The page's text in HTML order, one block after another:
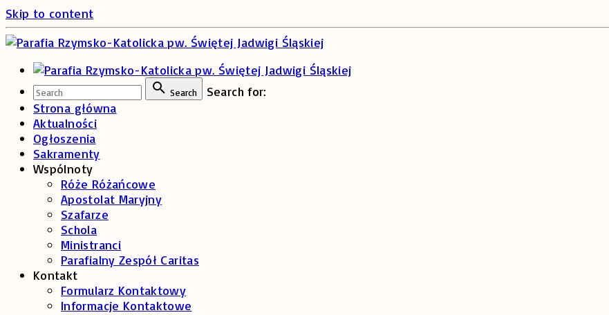
Skip to content
Search
Search for:
Strona główna
Aktualności
Ogłoszenia
Sakramenty
Wspólnoty
Róże Różańcowe
Apostolat Maryjny
Szafarze
Schola
Ministranci
Parafialny Zespół Caritas
Kontakt
Formularz Kontaktowy
Informacje Kontaktowe